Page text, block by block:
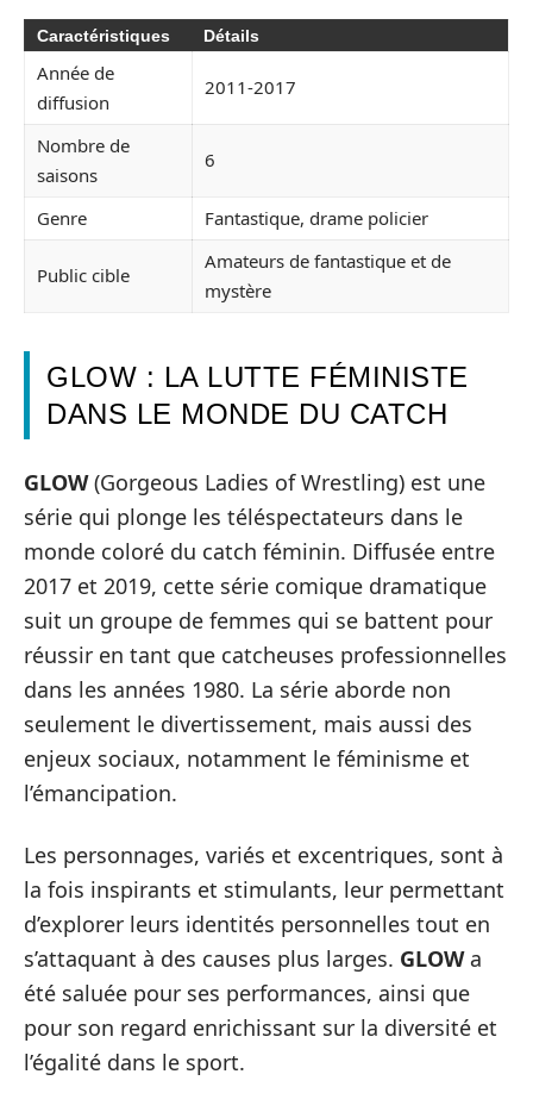
Caractéristiques Détails
Année de
diffusion
2011-2017
Nombre de
saisons
6
Genre Fantastique, drame policier
Public cible
Amateurs de fantastique et de
mystère
GLOW : LA LUTTE FÉMINISTE
DANS LE MONDE DU CATCH
GLOW(Gorgeous Ladies of Wrestling) est une
série qui plonge les téléspectateurs dans le
monde coloré du catch féminin. Diffusée entre
2017 et 2019, cette série comique dramatique
suit un groupe de femmes qui se battent pour
réussir en tant que catcheuses professionnelles
dans les années 1980. La série aborde non
seulement le divertissement, mais aussi des
enjeux sociaux, notamment le féminisme et
l’émancipation.
Les personnages, variés et excentriques, sont à
la fois inspirants et stimulants, leur permettant
d’explorer leurs identités personnelles tout en
s’attaquant à des causes plus larges. GLOWa
été saluée pour ses performances, ainsi que
pour son regard enrichissant sur la diversité et
l’égalité dans le sport.